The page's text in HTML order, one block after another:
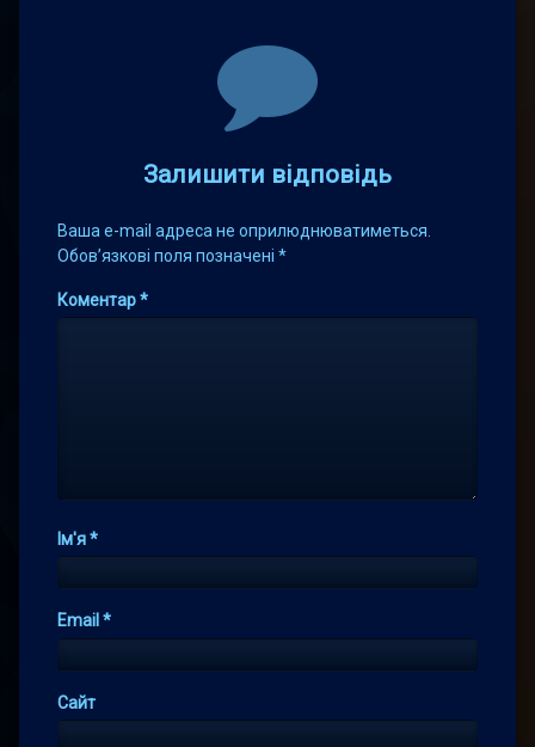
Залишити відповідь
Ваша e-mail адреса не оприлюднюватиметься.
Обов’язкові поля позначені *
Коментар*
Ім'я*
Email *
Сайт